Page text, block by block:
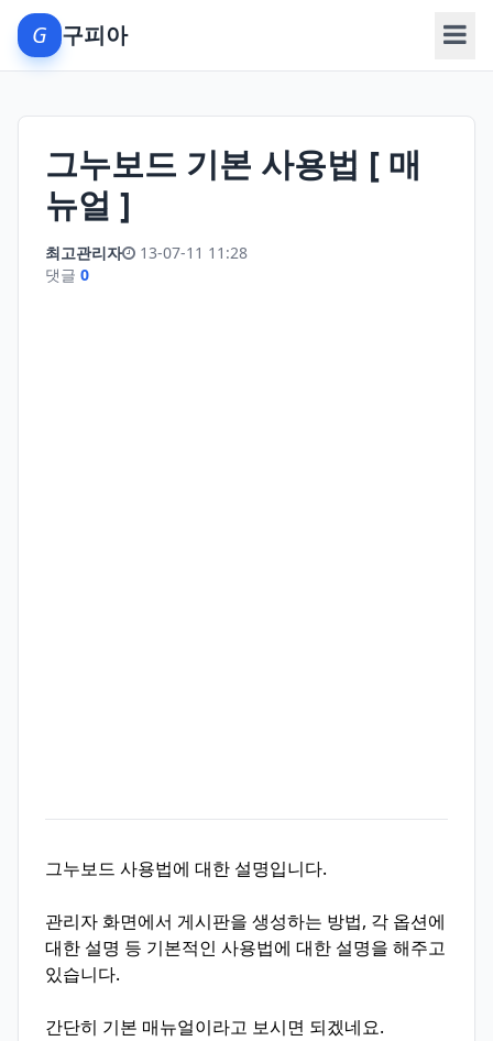
G 구피아
그누보드 기본 사용법 [ 매
뉴얼 ]
최고관리자
13-07-11 11:28
댓글 0
그누보드 사용법에 대한 설명입니다.
관리자 화면에서 게시판을 생성하는 방법, 각 옵션에
대한 설명 등 기본적인 사용법에 대한 설명을 해주고
있습니다.
간단히 기본 매뉴얼이라고 보시면 되겠네요.